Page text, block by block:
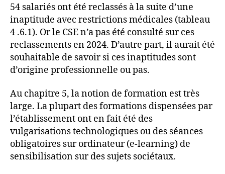
54 salariés ont été reclassés à la suite d’une
inaptitude avec restrictions médicales (tableau
4 .6.1). Or le CSE n’a pas été consulté sur ces
reclassements en 2024. D’autre part, il aurait été
souhaitable de savoir si ces inaptitudes sont
d’origine professionnelle ou pas.
Au chapitre 5, la notion de formation est très
large. La plupart des formations dispensées par
l’établissement ont en fait été des
vulgarisations technologiques ou des séances
obligatoires sur ordinateur (e-learning) de
sensibilisation sur des sujets sociétaux.